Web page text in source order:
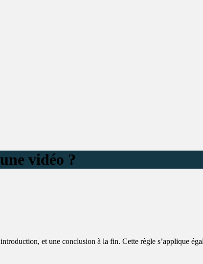
vidéo ?
et une conclusion à la fin. Cette règle s’applique